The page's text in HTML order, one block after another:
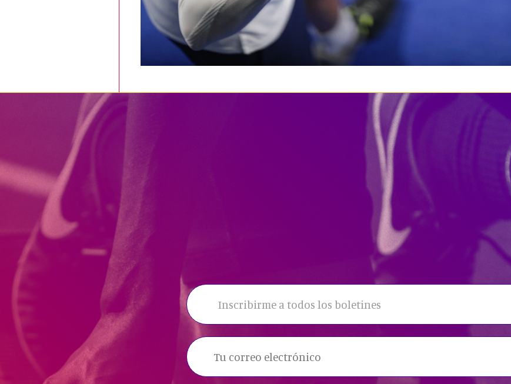
Inscribirme a todos los boletines